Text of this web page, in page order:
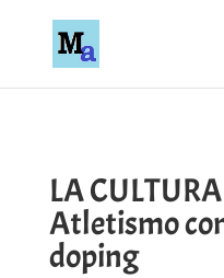
LA
Atletismo
doping